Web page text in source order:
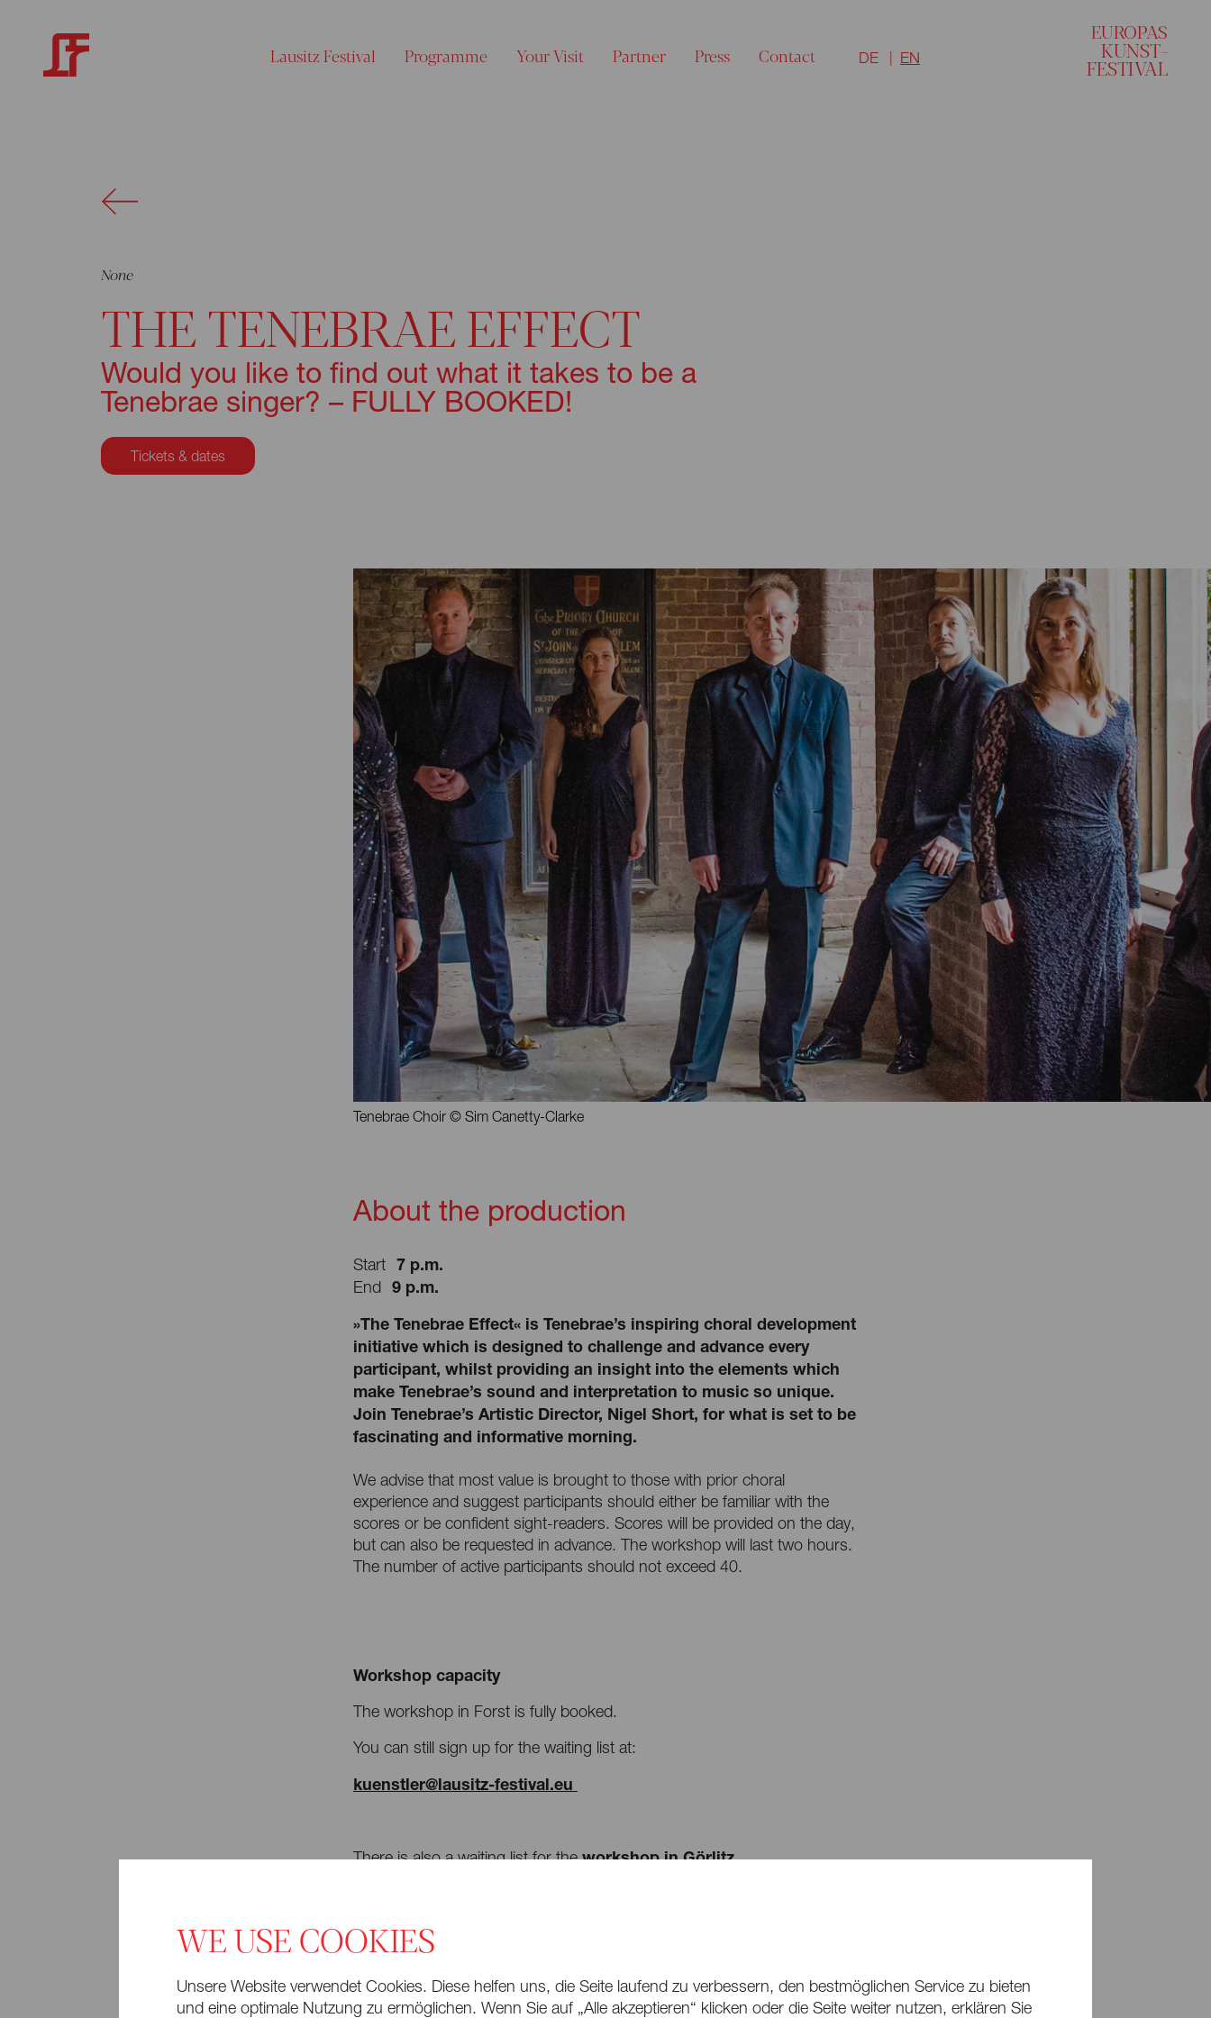
Lausitz Festival Programme Your Visit Partner Press Contact DE EN
EUROPAS
KUNST–
FESTIVAL
None
THE TENEBRAE EFFECT
Would you like to find out what it takes to be a
Tenebrae singer? – FULLY BOOKED!
Tickets & dates
Tenebrae Choir © Sim Canetty-Clarke
About the production
Start 7 p.m.
End 9 p.m.
»The Tenebrae Effect« is Tenebrae’s inspiring choral development
initiative which is designed to challenge and advance every
participant, whilst providing an insight into the elements which
make Tenebrae’s sound and interpretation to music so unique.
Join Tenebrae’s Artistic Director, Nigel Short, for what is set to be
fascinating and informative morning.
We advise that most value is brought to those with prior choral
experience and suggest participants should either be familiar with the
scores or be confident sight-readers. Scores will be provided on the day,
but can also be requested in advance. The workshop will last two hours.
The number of active participants should not exceed 40.
Workshop capacity
The workshop in Forst is fully booked.
You can still sign up for the waiting list at:
kuenstler@lausitz-festival.eu
There is also a waiting list for theworkshop in Görlitz.
WE USE COOKIES
Unsere Website verwendet Cookies. Diese helfen uns, die Seite laufend zu verbessern, den bestmöglichen Service zu bieten
und eine optimale Nutzung zu ermöglichen. Wenn Sie auf „Alle akzeptieren“ klicken oder die Seite weiter nutzen, erklären Sie